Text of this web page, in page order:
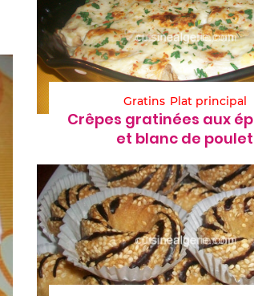
Gratins Plat principal
Crêpes gratinées aux
et blanc de poulet